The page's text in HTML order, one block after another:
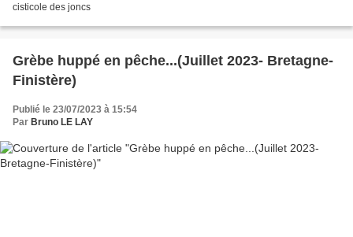
cisticole des joncs
Grèbe huppé en pêche...(Juillet 2023- Bretagne-
Finistère)
Publié le 23/07/2023 à 15:54
Par Bruno LE LAY